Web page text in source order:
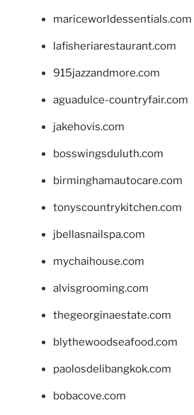
mariceworldessentials.com
lafisheriarestaurant.com
915jazzandmore.com
aguadulce-countryfair.com
jakehovis.com
bosswingsduluth.com
birminghamautocare.com
tonyscountrykitchen.com
jbellasnailspa.com
mychaihouse.com
alvisgrooming.com
thegeorginaestate.com
blythewoodseafood.com
paolosdelibangkok.com
bobacove.com